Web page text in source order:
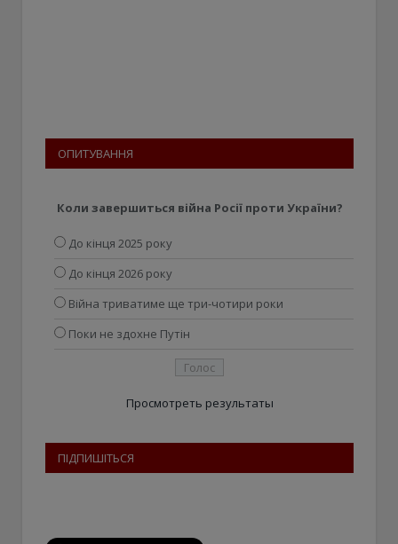
ОПИТУВАННЯ
Коли завершиться війна Росії проти України?
До кінця 2025 року
До кінця 2026 року
Війна триватиме ще три-чотири роки
Поки не здохне Путін
Просмотреть результаты
ПІДПИШІТЬСЯ